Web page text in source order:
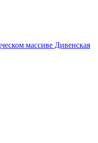
массиве Дивенская